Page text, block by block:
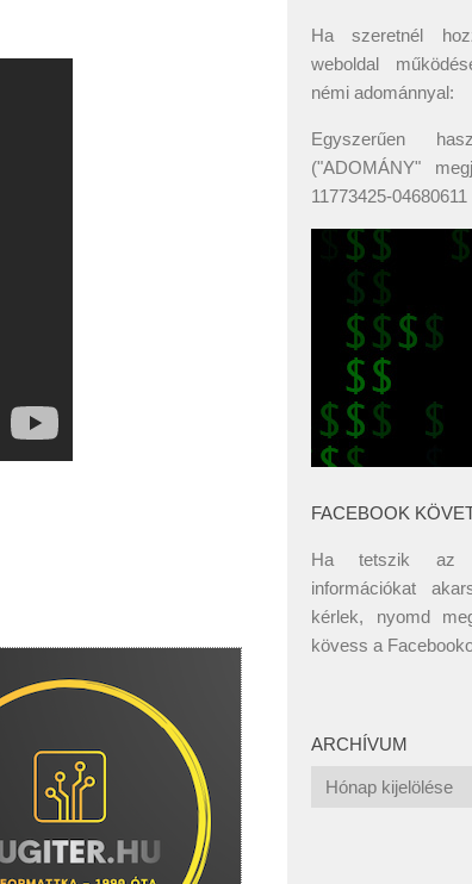
Ha szeretnél
weboldal
némi adománnyal:
Egyszerűen
("ADOMÁNY"
11773425-04680611
FACEBOOK
Ha tetszik az
információkat
kérlek, nyomd
kövess a
ARCHÍVUM
Archívum